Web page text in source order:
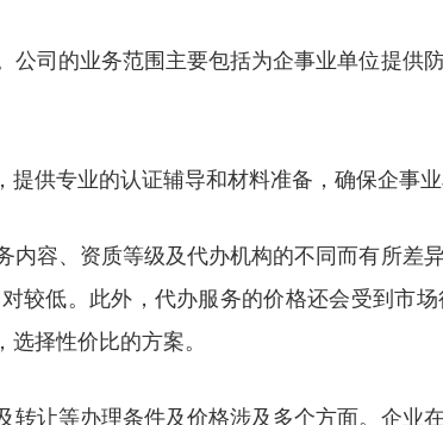
司的业务范围主要包括为企事业单位提供
供专业的认证辅导和材料准备，确保企事
容、资质等级及代办机构的不同而有所差
较低。此外，代办服务的价格还会受到市
择性价比的方案。
让等办理条件及价格涉及多个方面。企业